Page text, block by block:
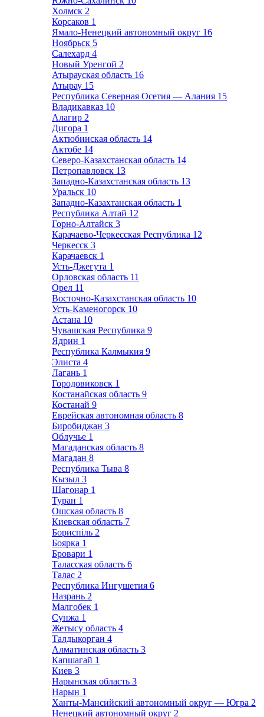
Холмск 2
Корсаков 1
Ямало-Ненецкий автономный округ 16
Ноябрьск 5
Салехард 4
Новый Уренгой 2
Атырауская область 16
Атырау 15
Республика Северная Осетия — Алания 15
Владикавказ 10
Алагир 2
Дигора 1
Актюбинская область 14
Актобе 14
Северо-Казахстанская область 14
Петропавловск 13
Западно-Казахстанская область 13
Уральск 10
Западно-Казахтанская область 1
Республика Алтай 12
Горно-Алтайск 3
Карачаево-Черкесская Республика 12
Черкесск 3
Карачаевск 1
Усть-Джегута 1
Орловская область 11
Орел 11
Восточно-Казахстанская область 10
Усть-Каменогорск 10
Астана 10
Чувашская Республика 9
Ядрин 1
Республика Калмыкия 9
Элиста 4
Лагань 1
Городовиковск 1
Костанайская область 9
Костанай 9
Еврейская автономная область 8
Биробиджан 3
Облучье 1
Магаданская область 8
Магадан 8
Республика Тыва 8
Кызыл 3
Шагонар 1
Туран 1
Ошская область 8
Киевская область 7
Бориспіль 2
Боярка 1
Бровари 1
Таласская область 6
Талас 2
Республика Ингушетия 6
Назрань 2
Малгобек 1
Сунжа 1
Жетысу область 4
Талдыкорган 4
Алматинская область 3
Капшагай 1
Киев 3
Нарынская область 3
Нарын 1
Ханты-Мансийский автономный округ — Югра 2
Ненецкий автономный округ 2